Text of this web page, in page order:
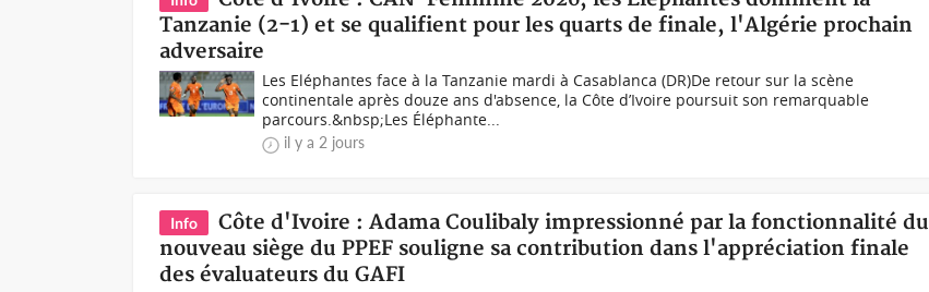
Tanzanie (2-1) et se qualifient pour les quarts de finale, l'Algérie prochain
adversaire
Les Eléphantes face à la Tanzanie mardi à Casablanca (DR)De retour sur la scène
continentale après douze ans d'absence, la Côte d’Ivoire poursuit son remarquable
parcours.&nbsp;Les Éléphante...
il y a 2 jours
Info
Côte d'Ivoire : Adama Coulibaly impressionné par la fonctionnalité du
nouveau siège du PPEF souligne sa contribution dans l'appréciation finale
des évaluateurs du GAFI